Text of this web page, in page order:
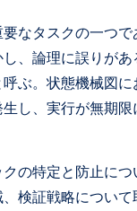
なタスクの一つで
、論理に誤りがあ
ぶ。状態機械図に
し、実行が無期限
の特定と防止につ
検証戦略について